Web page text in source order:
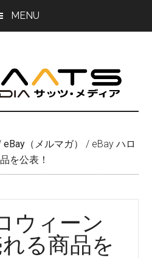
MENU
eBay（メルマガ） / eBay ハロ
を公表！
ウィーン
る商品を